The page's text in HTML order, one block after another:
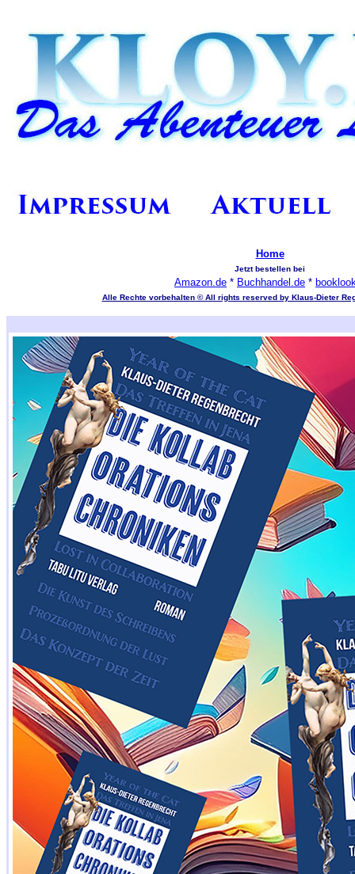
Home
Jetzt bestellen bei
Amazon.de * Buchhandel.de *
Alle Rechte vorbehalten © All rights reserved by Klaus-Dieter